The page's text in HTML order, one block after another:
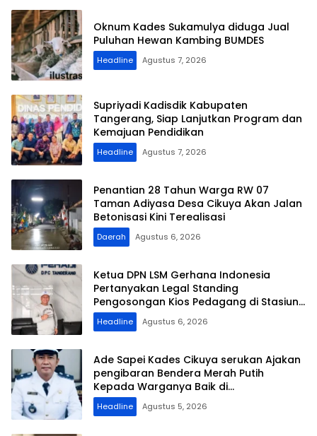
Oknum Kades Sukamulya diduga Jual
Puluhan Hewan Kambing BUMDES
Headline Agustus 7, 2026
Supriyadi Kadisdik Kabupaten
Tangerang, Siap Lanjutkan Program dan
Kemajuan Pendidikan
Headline Agustus 7, 2026
Penantian 28 Tahun Warga RW 07
Taman Adiyasa Desa Cikuya Akan Jalan
Betonisasi Kini Terealisasi
Daerah Agustus 6, 2026
Ketua DPN LSM Gerhana Indonesia
Pertanyakan Legal Standing
Pengosongan Kios Pedagang di Stasiun
Tigaraksa
Headline Agustus 6, 2026
Ade Sapei Kades Cikuya serukan Ajakan
pengibaran Bendera Merah Putih
Kepada Warganya Baik di
Perkampungan dan Perumahan
Headline Agustus 5, 2026